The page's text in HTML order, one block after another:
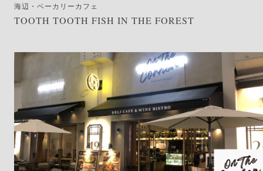
海辺・ベーカリーカフェ
TOOTH TOOTH FISH IN THE FOREST